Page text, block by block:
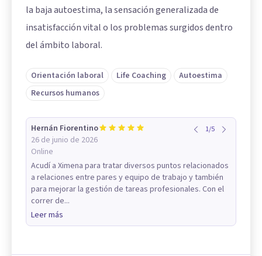
la baja autoestima, la sensación generalizada de
insatisfacción vital o los problemas surgidos dentro
del ámbito laboral.
Orientación laboral Life Coaching
Autoestima
Recursos humanos
Hernán Fiorentino
26 de junio de 2026
Online
1/5
Acudí a Ximena para tratar diversos puntos relacionados
a relaciones entre pares y equipo de trabajo y también
para mejorar la gestión de tareas profesionales. Con el
correr de...
Leer más